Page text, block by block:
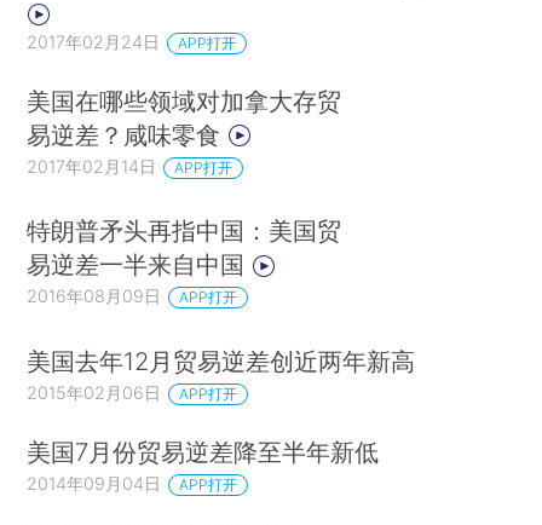
2017年02月24日 APP打开
美国在哪些领域对加拿大存贸
易逆差？咸味零食
2017年02月14日 APP打开
特朗普矛头再指中国：美国贸
易逆差一半来自中国
2016年08月09日 APP打开
美国去年12月贸易逆差创近两年新高
2015年02月06日 APP打开
美国7月份贸易逆差降至半年新低
2014年09月04日 APP打开